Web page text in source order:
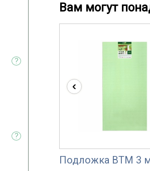
Вам могут
Подложка ВТМ 3
‹
?
?